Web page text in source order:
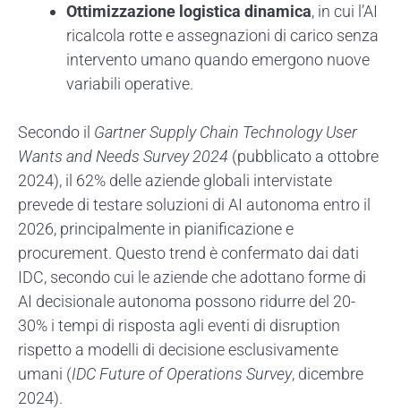
Ottimizzazione logistica dinamica, in cui l’AI
ricalcola rotte e assegnazioni di carico senza
intervento umano quando emergono nuove
variabili operative.
Secondo il Gartner Supply Chain Technology User
Wants and Needs Survey 2024 (pubblicato a ottobre
2024), il 62% delle aziende globali intervistate
prevede di testare soluzioni di AI autonoma entro il
2026, principalmente in pianificazione e
procurement. Questo trend è confermato dai dati
IDC, secondo cui le aziende che adottano forme di
AI decisionale autonoma possono ridurre del 20-
30% i tempi di risposta agli eventi di disruption
rispetto a modelli di decisione esclusivamente
umani (IDC Future of Operations Survey, dicembre
2024).